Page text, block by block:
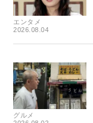
エンタメ
2026.08.04
グルメ